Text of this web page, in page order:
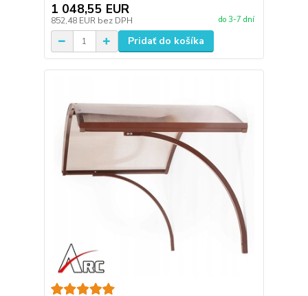
1 048,55 EUR
852,48 EUR bez DPH do 3-7 dní
Pridať do košíka